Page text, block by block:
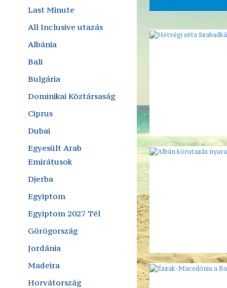
Last Minute
All Inclusive utazás
Albánia
Bali
Bulgária
Dominikai Köztársaság
Ciprus
Dubai
Egyesült Arab
Emirátusok
Djerba
Egyiptom
Egyiptom 2027 Tél
Görögország
Jordánia
Madeira
Horvátország